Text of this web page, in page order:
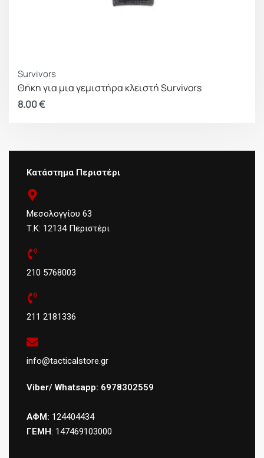
Survivors
Θήκη για μια γεμιστήρα κλειστή Survivors
8.00€
Κατάστημα Περιστέρι
Μεσολογγίου 63
Τ.Κ: 12134 Περιστέρι
210 5768003
211 2181336
info@tacticalstore.gr
Viber/ Whatsapp: 6978302559
ΑΦΜ: 124404434
ΓΕΜΗ: 147469103000